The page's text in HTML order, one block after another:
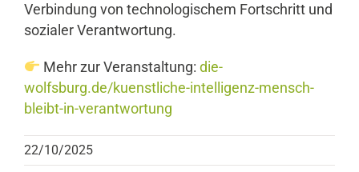
Verbindung von technologischem Fortschritt und
sozialer Verantwortung.
Mehr zur Veranstaltung:die-
wolfsburg.de/kuenstliche-intelligenz-mensch-
bleibt-in-verantwortung
22/10/2025